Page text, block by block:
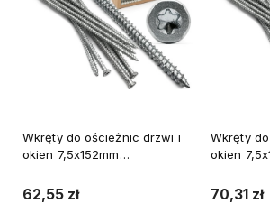
Wkręty do ościeżnic drzwi i
okien 7,5x152mm
62,55 zł
Wkręty
okien
70,31 zł